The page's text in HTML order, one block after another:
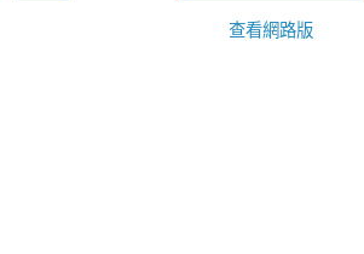
查看網路版